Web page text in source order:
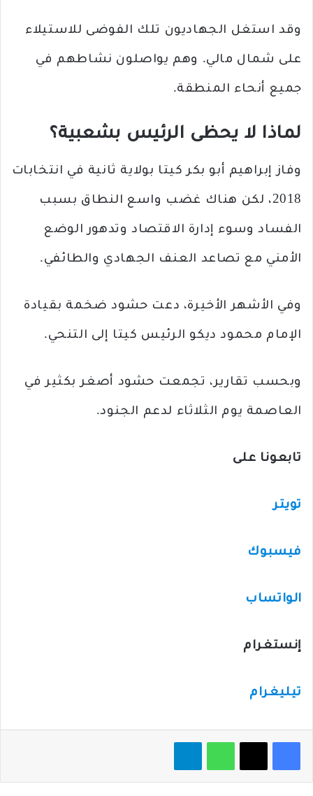
وقد استغل الجهاديون تلك الفوضى للاستيلاء
على شمال مالي. وهم يواصلون نشاطهم في
جميع أنحاء المنطقة.
لماذا لا يحظى الرئيس بشعبية؟
وفاز إبراهيم أبو بكر كيتا بولاية ثانية في انتخابات
2018، لكن هناك غضب واسع النطاق بسبب
الفساد وسوء إدارة الاقتصاد وتدهور الوضع
الأمني مع تصاعد العنف الجهادي والطائفي.
وفي الأشهر الأخيرة، دعت حشود ضخمة بقيادة
الإمام محمود ديكو الرئيس كيتا إلى التنحي.
وبحسب تقارير، تجمعت حشود أصغر بكثير في
العاصمة يوم الثلاثاء لدعم الجنود.
تابعونا على
تويتر
فيسبوك
الواتساب
إنستغرام
تيليغرام
فيسبوك‫X واتساب تيلقرام